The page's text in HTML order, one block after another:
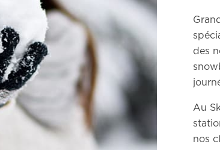
des
Au
nos